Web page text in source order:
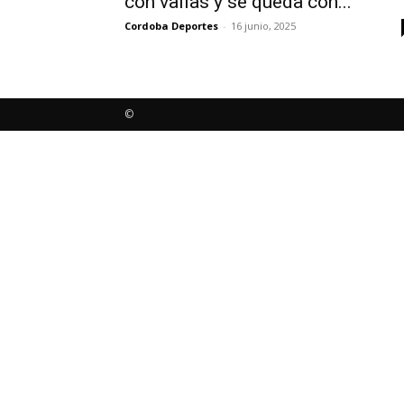
Cordoba Deportes - 16 junio, 2025
©